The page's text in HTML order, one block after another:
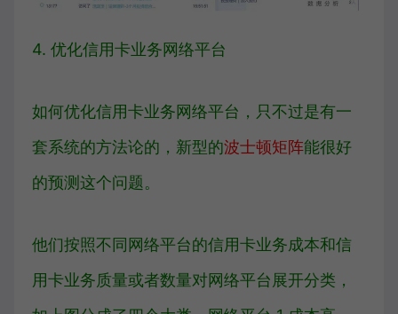
4. 优化信用卡业务网络平台
如何优化信用卡业务网络平台，只不过是有一
套系统的方法论的，新型的波士顿矩阵能很好
的预测这个问题。
他们按照不同网络平台的信用卡业务成本和信
用卡业务质量或者数量对网络平台展开分类，